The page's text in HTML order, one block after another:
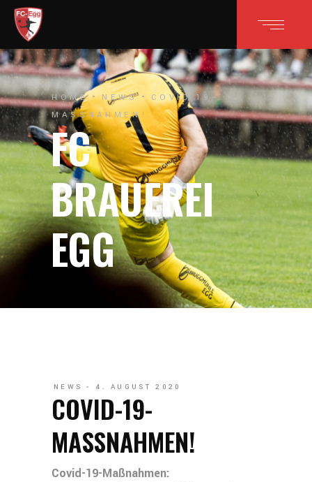
HOME NEWS
COVID-19-
MASSNAHMEN!
FC
BRAUEREI
EGG
NEWS 4. AUGUST 2020
COVID-19-
MASSNAHMEN!
Covid-19-Maßnahmen: